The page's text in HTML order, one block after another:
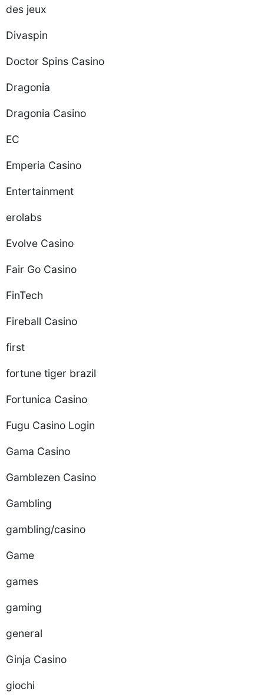
des jeux
Divaspin
Doctor Spins Casino
Dragonia
Dragonia Casino
EC
Emperia Casino
Entertainment
erolabs
Evolve Casino
Fair Go Casino
FinTech
Fireball Casino
first
fortune tiger brazil
Fortunica Casino
Fugu Casino Login
Gama Casino
Gamblezen Casino
Gambling
gambling/casino
Game
games
gaming
general
Ginja Casino
giochi